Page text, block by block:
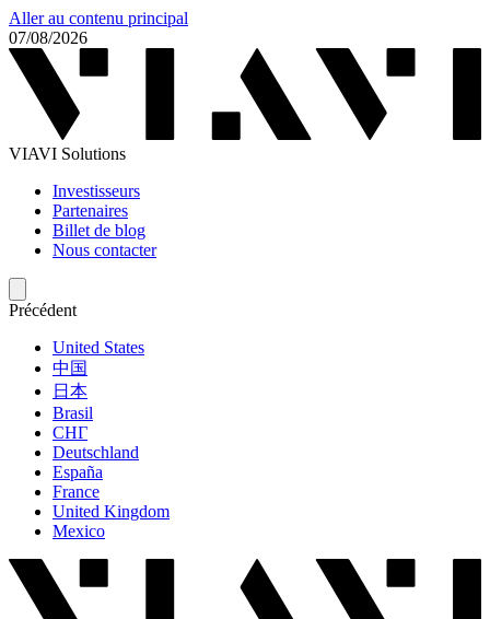
Aller au contenu principal
07/08/2026
VIAVI Solutions
Investisseurs
Partenaires
Billet de blog
Nous contacter
Précédent
United States
中国
日本
Brasil
СНГ
Deutschland
España
France
United Kingdom
Mexico